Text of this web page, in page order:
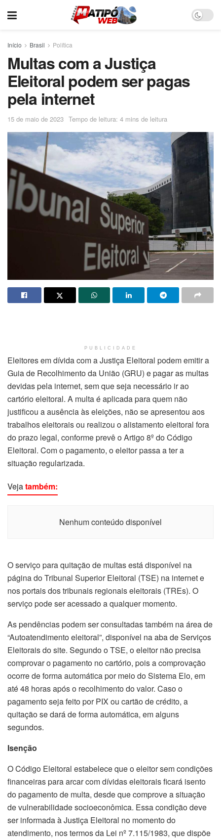
Início Brasil Política
Multas com a Justiça
Eleitoral podem ser pagas
pela internet
15 de maio de 2023 Tempo de leitura: 4 mins de leitura
PUBLICIDADE
Eleitores em dívida com a Justiça Eleitoral podem emitir a
Guia de Recolhimento da União (GRU) e pagar as multas
devidas pela internet, sem que seja necessário ir ao
cartório eleitoral. A multa é aplicada para quem não
justificou a ausência às eleições, não se apresentou aos
trabalhos eleitorais ou realizou o alistamento eleitoral fora
do prazo legal, conforme prevê o Artigo 8º do Código
Eleitoral. Com o pagamento, o eleitor passa a ter a
situação regularizada.
Vejatambém:
Nenhum conteúdo disponível
O serviço para quitação de multas está disponível na
página do Tribunal Superior Eleitoral (TSE) na internet e
nos portais dos tribunais regionais eleitorais (TREs). O
serviço pode ser acessado a qualquer momento.
As pendências podem ser consultadas também na área de
“Autoatendimento eleitoral”, disponível na aba de Serviços
Eleitorais do site. Segundo o TSE, o eleitor não precisa
comprovar o pagamento no cartório, pois a comprovação
ocorre de forma automática por meio do Sistema Elo, em
até 48 horas após o recolhimento do valor. Caso o
pagamento seja feito por PIX ou cartão de crédito, a
quitação se dará de forma automática, em alguns
segundos.
Isenção
O Código Eleitoral estabelece que o eleitor sem condições
financeiras para arcar com dívidas eleitorais ficará isento
do pagamento de multa, desde que comprove a situação
de vulnerabilidade socioeconômica. Essa condição deve
ser informada à Justiça Eleitoral no momento do
atendimento, nos termos da Lei nº 7.115/1983, que dispõe